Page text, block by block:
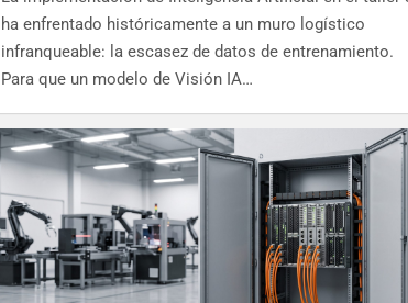
ha enfrentado históricamente a un muro logístico
infranqueable: la escasez de datos de entrenamiento.
Para que un modelo de Visión IA…